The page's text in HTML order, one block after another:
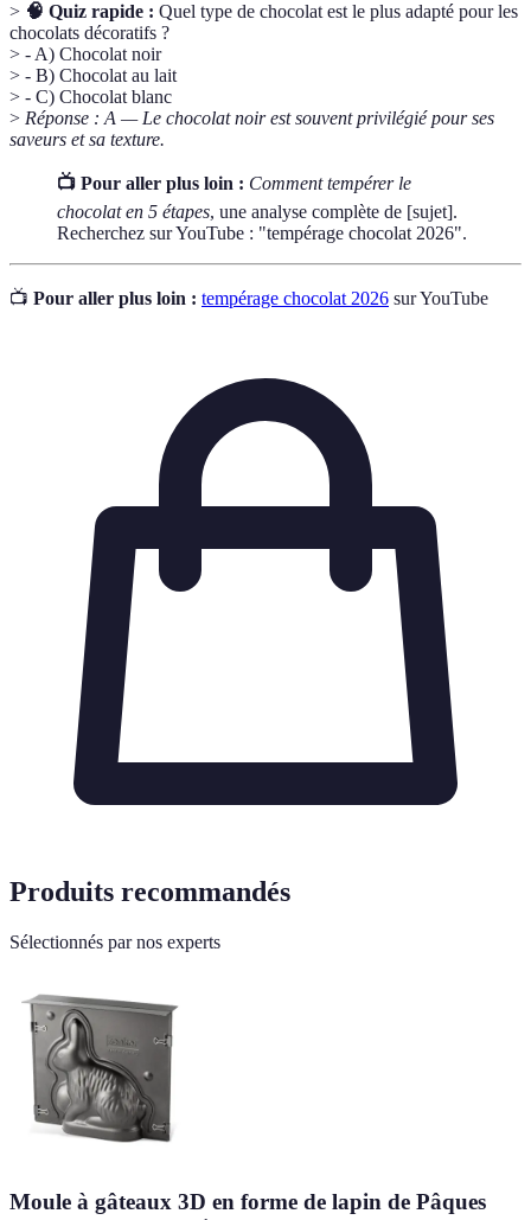
> 🧠 Quiz rapide : Quel type de chocolat est le plus adapté pour les
chocolats décoratifs ?
> - A) Chocolat noir
> - B) Chocolat au lait
> - C) Chocolat blanc
> Réponse : A — Le chocolat noir est souvent privilégié pour ses
saveurs et sa texture.
📺 Pour aller plus loin : Comment tempérer le
chocolat en 5 étapes, une analyse complète de [sujet].
Recherchez sur YouTube : "tempérage chocolat 2026".
📺 Pour aller plus loin : tempérage chocolat 2026 sur YouTube
Produits recommandés
Sélectionnés par nos experts
Moule à gâteaux 3D en forme de lapin de Pâques